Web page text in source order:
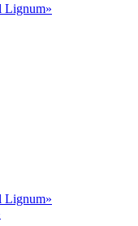
Lignum»
Lignum»